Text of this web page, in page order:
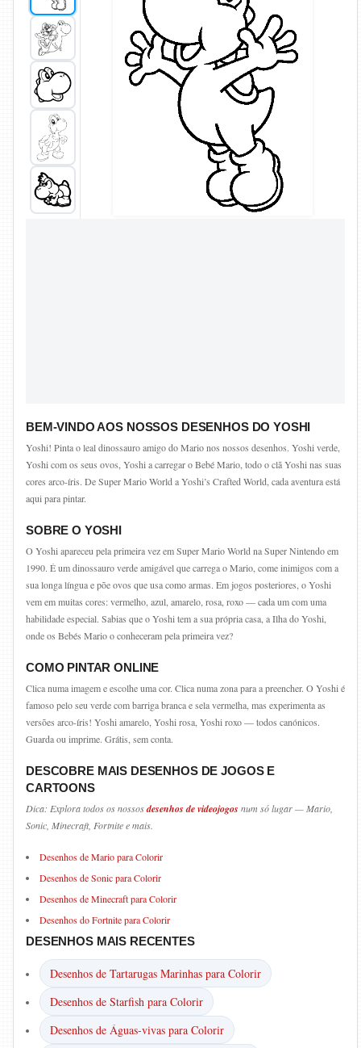
BEM-VINDO AOS NOSSOS DESENHOS DO YOSHI
Yoshi! Pinta o leal dinossauro amigo do Mario nos nossos desenhos. Yoshi verde,
Yoshi com os seus ovos, Yoshi a carregar o Bebé Mario, todo o clã Yoshi nas suas
cores arco-íris. De Super Mario World a Yoshi’s Crafted World, cada aventura está
aqui para pintar.
SOBRE O YOSHI
O Yoshi apareceu pela primeira vez em Super Mario World na Super Nintendo em
1990. É um dinossauro verde amigável que carrega o Mario, come inimigos com a
sua longa língua e põe ovos que usa como armas. Em jogos posteriores, o Yoshi
vem em muitas cores: vermelho, azul, amarelo, rosa, roxo — cada um com uma
habilidade especial. Sabias que o Yoshi tem a sua própria casa, a Ilha do Yoshi,
onde os Bebés Mario o conheceram pela primeira vez?
COMO PINTAR ONLINE
Clica numa imagem e escolhe uma cor. Clica numa zona para a preencher. O Yoshi é
famoso pelo seu verde com barriga branca e sela vermelha, mas experimenta as
versões arco-íris! Yoshi amarelo, Yoshi rosa, Yoshi roxo — todos canónicos.
Guarda ou imprime. Grátis, sem conta.
DESCOBRE MAIS DESENHOS DE JOGOS E
CARTOONS
Dica: Explora todos os nossosdesenhos de videojogos num só lugar — Mario,
Sonic, Minecraft, Fortnite e mais.
Desenhos de Mario para Colorir
Desenhos de Sonic para Colorir
Desenhos de Minecraft para Colorir
Desenhos do Fortnite para Colorir
DESENHOS MAIS RECENTES
Desenhos de Tartarugas Marinhas para Colorir
Desenhos de Starfish para Colorir
Desenhos de Águas-vivas para Colorir